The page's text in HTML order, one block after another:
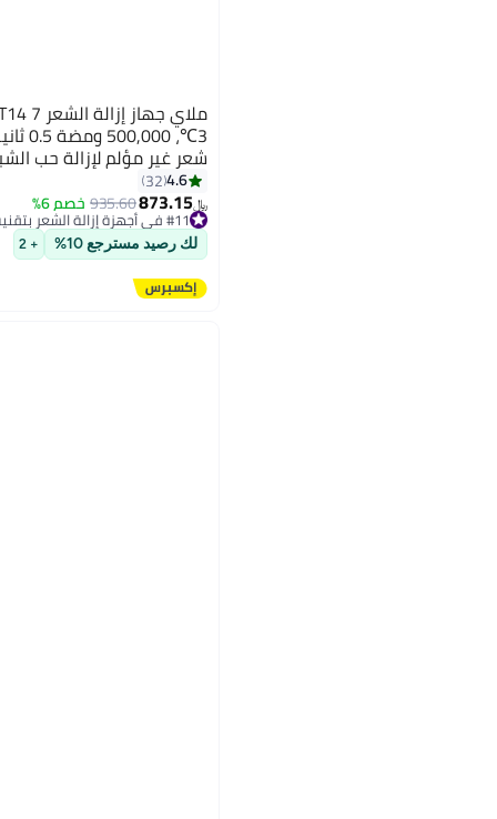
3℃،
شعر غير مؤلم لإزالة حب
الجسم، البيكيني، الوجه،
4.6
32
﷼‏873.15
935.60خصم 6% #11 في أجهزة إزالة الشعر بتقنية اي بي ال والليزر
تم بيع +10 مؤخرًا
#11 في أجهزة إزالة الشعر بتقنية اي بي ال والليزر
لك رصيد مسترجع 10% + 2